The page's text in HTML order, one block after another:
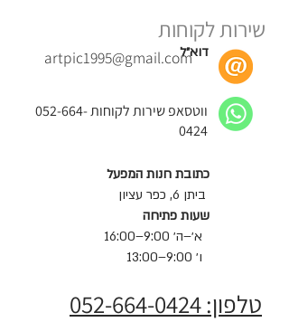
שירות לקוחות
דוא״לartpic1995@gmail.com
ווטסאפ שירות לקוחות052-664-
0424
כתובת חנות המפעל
ביתן 6, כפר עציון
שעות פתיחה
א׳–ה׳ 9:00–16:00
ו׳ 9:00–13:00
טלפון: 052-664-0424